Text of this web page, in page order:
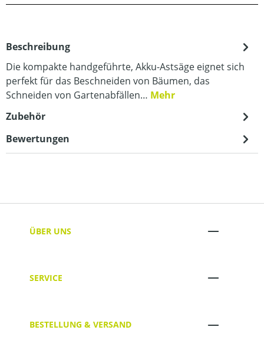
Beschreibung
Die kompakte handgeführte, Akku-Astsäge eignet sich
perfekt für das Beschneiden von Bäumen, das
Schneiden von Gartenabfällen… Mehr
Zubehör
Bewertungen
ÜBER UNS
SERVICE
BESTELLUNG & VERSAND